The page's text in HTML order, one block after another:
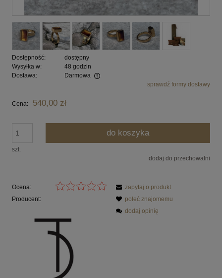
Dostępność:
dostępny
Wysyłka w:
48 godzin
Dostawa:
Darmowa
Cena nie zawiera ewentualnych kosztów płatnościsprawdź formy dostawy
Cena: 540,00 zł
szt.
do koszyka
dodaj do przechowalni
Ocena:
Producent:
zapytaj o produkt
poleć znajomemu
dodaj opinię